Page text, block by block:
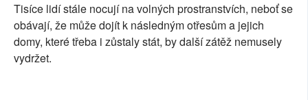
Tisíce lidí stále nocují na volných prostranstvích, neboť se
obávají, že může dojít k následným otřesům a jejich
domy, které třeba i zůstaly stát, by další zátěž nemusely
vydržet.